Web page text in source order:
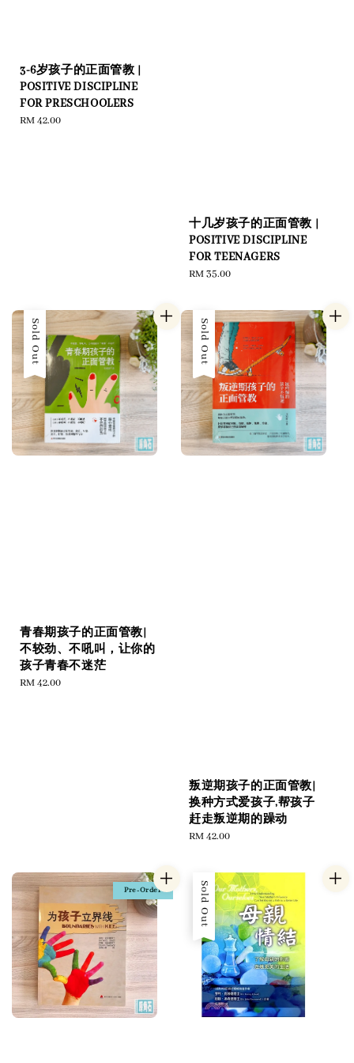
3-6岁孩子的正面管教 |
POSITIVE DISCIPLINE
FOR PRESCHOOLERS
Regular
RM 42.00
十几岁孩子的正面管教 |
POSITIVE DISCIPLINE
FOR TEENAGERS
Regular
RM 35.00
Sold Out
青春期孩子的正面管教|
不较劲、不吼叫，让你的
孩子青春不迷茫
Regular
RM 42.00
Sold Out
叛逆期孩子的正面管教|
换种方式爱孩子,帮孩子
赶走叛逆期的躁动
Regular
RM 42.00
Pre-Order Sold Out